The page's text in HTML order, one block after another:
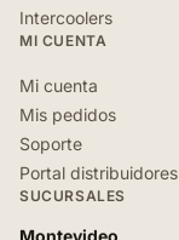
Intercoolers
MI CUENTA
Mi cuenta
Mis pedidos
Soporte
Portal distribuidores
SUCURSALES
Montevideo